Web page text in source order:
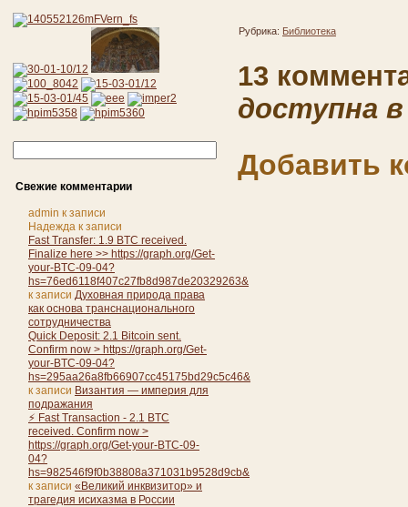
Свежие комментарии
admin к записи
Надежда к записи
Fast Transfer: 1.9 BTC received.
Finalize here >> https://graph.org/Get-
your-BTC-09-04?
hs=76ed6118f407c27fb8d987de20329263&
к записи Духовная природа права
как основа транснационального
сотрудничества
Quick Deposit: 2.1 Bitcoin sent.
Confirm now > https://graph.org/Get-
your-BTC-09-04?
hs=295aa26a8fb66907cc45175bd29c5c46&
к записи Византия — империя для
подражания
⚡ Fast Transaction - 2.1 BTC
received. Confirm now >
https://graph.org/Get-your-BTC-09-
04?
hs=982546f9f0b38808a371031b9528d9cb&
к записи «Великий инквизитор» и
трагедия исихазма в России
Рубрика: Библиотека
13
доступна
Добавить